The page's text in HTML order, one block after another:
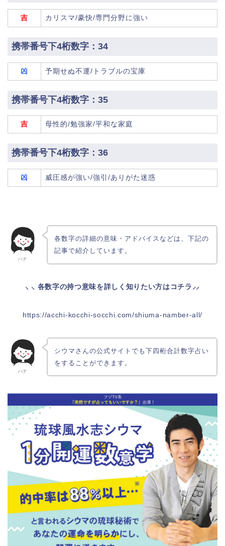
吉 カリスマ/豪快/専門分野に強い
携帯番号下4桁数字：34
凶 予期せぬ不運/トラブルの宝庫
携帯番号下4桁数字：35
吉 母性的/勉強家/平和な家庭
携帯番号下4桁数字：36
凶 威圧感が強い/強引/ありがた迷惑
ハナ
各数字の詳細の意味・アドバイスなどは、下記の
記事で紹介しています。
⸜ ⸜ 各数字の持つ意味を詳しく知りたい方はコチラ⸝⸝
https://acchi-kocchi-socchi.com/shiuma-namber-all/
ハナ
シウマさんの公式サイトでも下四桁合計数字占い
をすることができます。